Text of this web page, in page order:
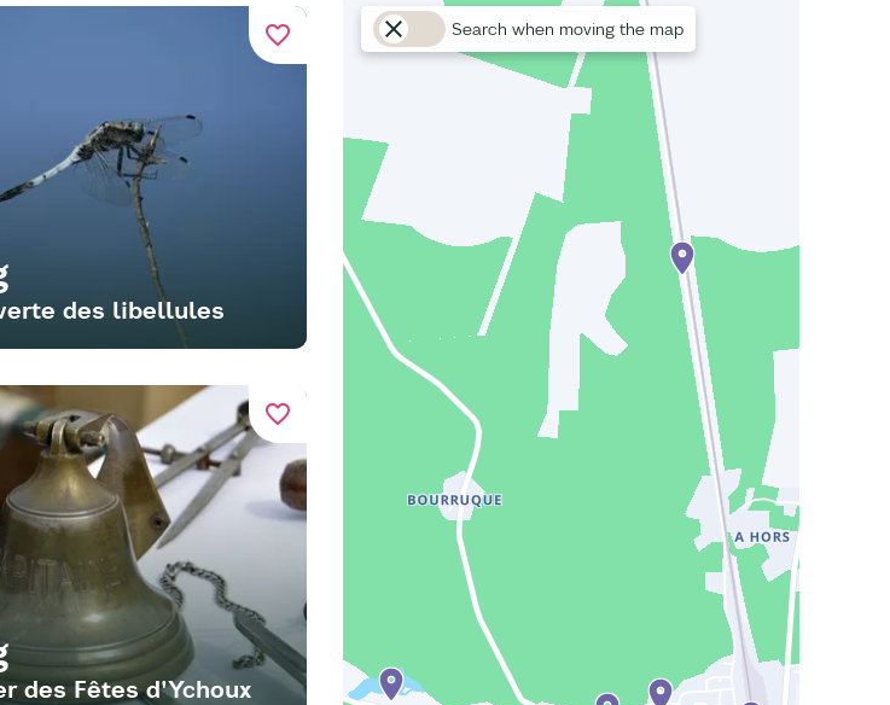
favorite_border
des libellules
favorite_border
des Fêtes d'Ychoux
Search when moving the map